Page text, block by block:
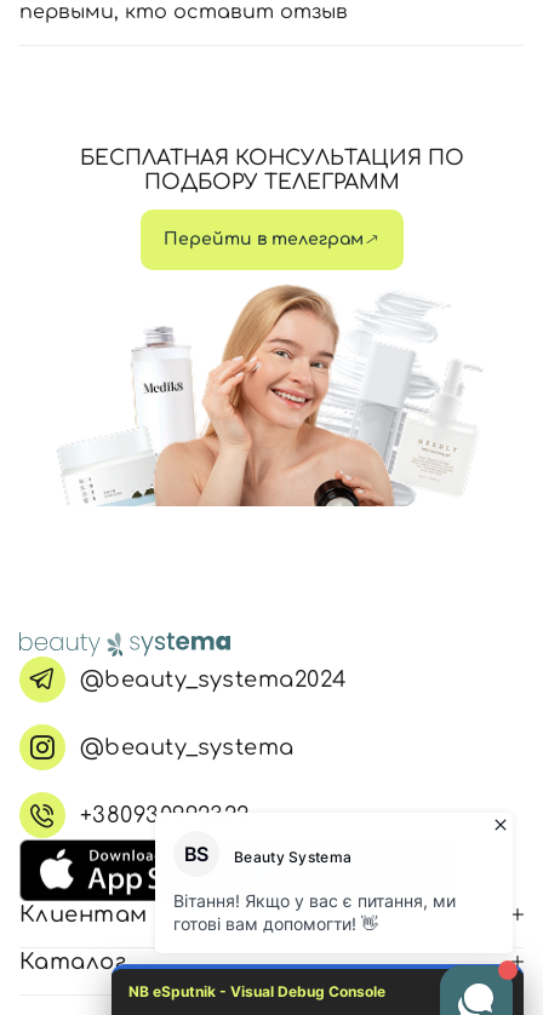
первыми, кто оставит отзыв
БЕСПЛАТНАЯ КОНСУЛЬТАЦИЯ ПО
ПОДБОРУ ТЕЛЕГРАММ
Перейти в телеграм
@beauty_systema2024
@beauty_systema
+380930992322
Клиентам
Каталог
NB eSputnik - Visual Debug Console